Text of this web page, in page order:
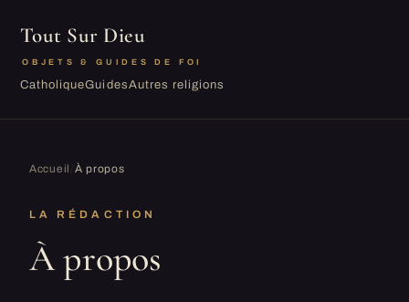
Tout Sur Dieu
OBJETS & GUIDES DE FOI
CatholiqueGuidesAutres religions
Accueil À propos
LA RÉDACTION
À propos